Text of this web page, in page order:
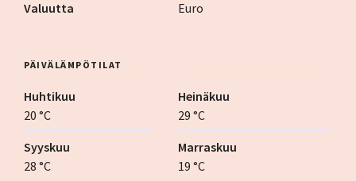
Valuutta
Euro
PÄIVÄLÄMPÖTILAT
Huhtikuu
20 °C
Heinäkuu
29 °C
Syyskuu
28 °C
Marraskuu
19 °C